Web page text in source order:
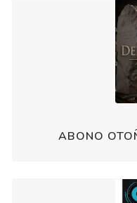
ABONO